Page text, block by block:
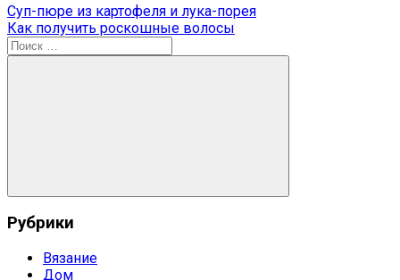
Навигация
по
записям
Предыдущая
запись:
Суп-пюре из картофеля и лука-порея
Следующая
запись:
Как получить роскошные волосы
Поиск
для:
Поиск
Рубрики
Вязание
Дом